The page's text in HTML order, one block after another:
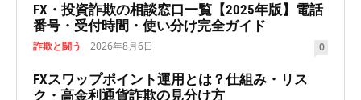
FX・投資詐欺の相談窓口一覧【2025年版】電話
番号・受付時間・使い分け完全ガイド
詐欺と闘う 2026年8月6日 0
FXスワップポイント運用とは？仕組み・リス
ク・高金利通貨詐欺の見分け方